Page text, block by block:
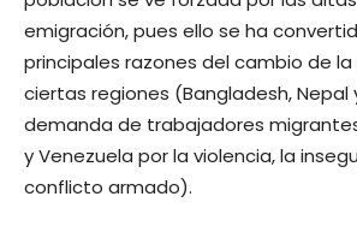
emigración, pues ello se ha
principales razones del cambio de
ciertas regiones (Bangladesh, Nepal
demanda de trabajadores
y Venezuela por la violencia, la
conflicto armado).